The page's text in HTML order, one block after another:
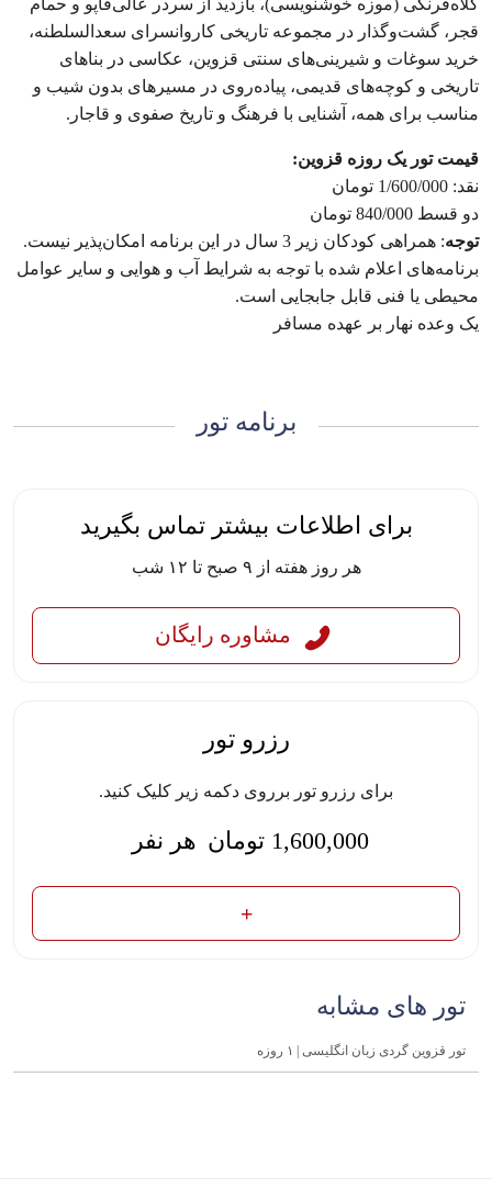
کلاه‌فرنگی (موزه خوشنویسی)، بازدید از سردر عالی‌قاپو و حمام
قجر، گشت‌وگذار در مجموعه تاریخی کاروانسرای سعدالسلطنه،
خرید سوغات و شیرینی‌های سنتی قزوین، عکاسی در بناهای
تاریخی و کوچه‌های قدیمی، پیاده‌روی در مسیرهای بدون شیب و
مناسب برای همه، آشنایی با فرهنگ و تاریخ صفوی و قاجار.
قیمت تور یک روزه قزوین:
نقد: 1/600/000 تومان
دو قسط 840/000 تومان
توجه: همراهی کودکان زیر 3 سال در این برنامه امکان‌پذیر نیست.
برنامه‌های اعلام شده با توجه به شرایط آب و هوایی و سایر عوامل
محیطی یا فنی قابل جابجایی است.
یک وعده نهار بر عهده مسافر
برنامه تور
برای اطلاعات بیشتر تماس بگیرید
هر روز هفته از ۹ صبح تا ۱۲ شب
مشاوره رایگان
رزرو تور
برای رزرو تور برروی دکمه زیر کلیک کنید.
1,600,000 تومان هر نفر
تور های مشابه
تور قزوین گردی زبان انگلیسی | ۱ روزه